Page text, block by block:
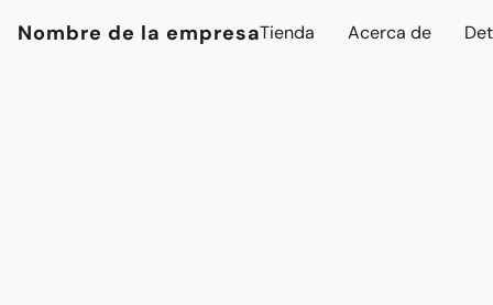
Nombre de la empresaTienda Acerca de